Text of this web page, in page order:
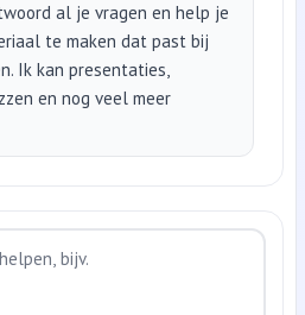
al je vragen en help je
te maken dat past bij
Ik kan presentaties,
en nog veel meer